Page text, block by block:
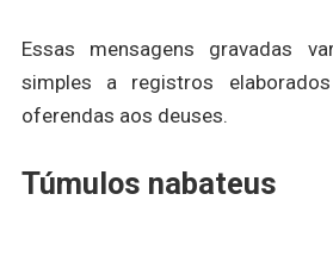
Essas mensagens gravadas
simples a registros
oferendas aos deuses.
Túmulos nabateus